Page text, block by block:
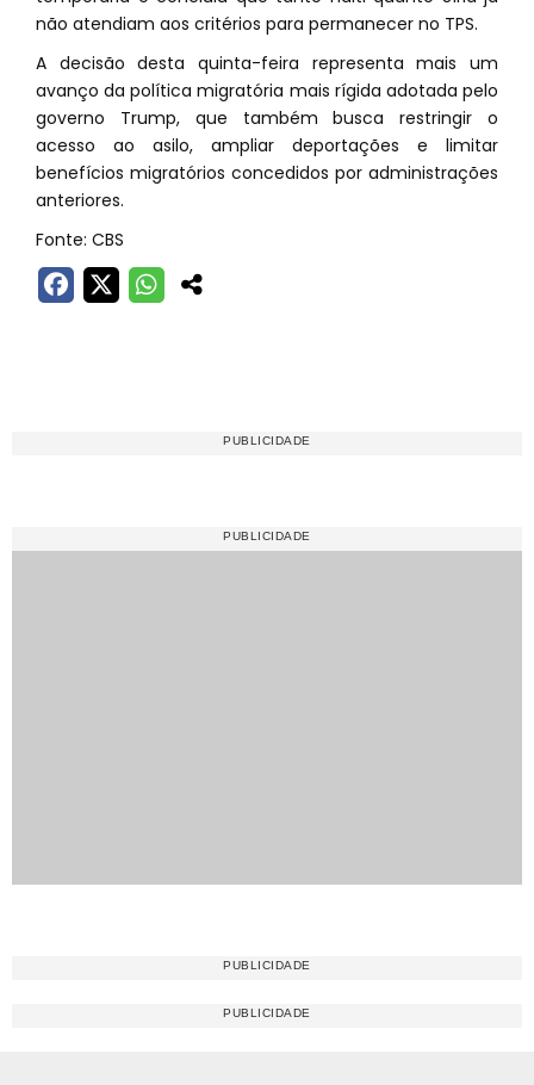
não atendiam aos critérios para permanecer no TPS.
A decisão desta quinta-feira representa mais um
avanço da política migratória mais rígida adotada pelo
governo Trump, que também busca restringir o
acesso ao asilo, ampliar deportações e limitar
benefícios migratórios concedidos por administrações
anteriores.
Fonte: CBS